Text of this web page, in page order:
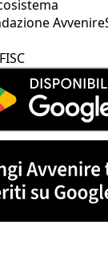
Avvenire
FISC